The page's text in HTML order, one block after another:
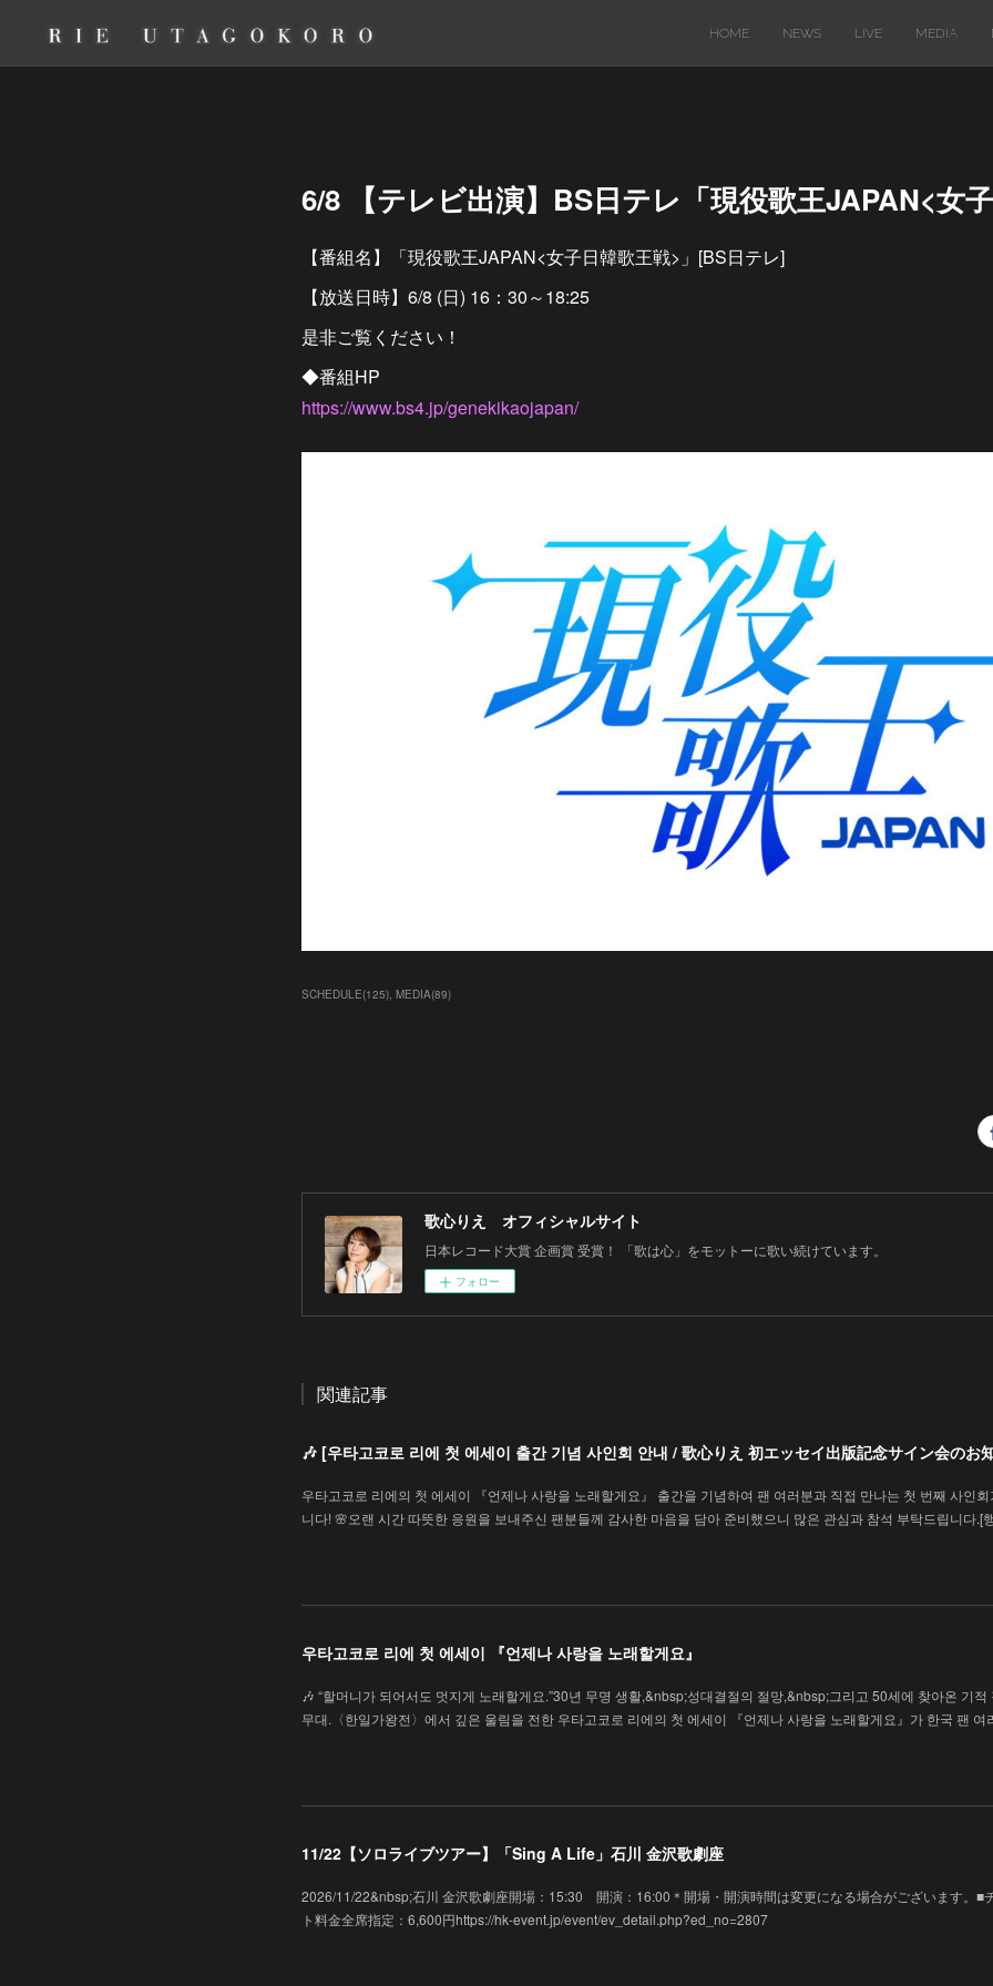
HOME NEWS LIVE MEDIA
6/8 【テレビ出演】BS日テレ「現役歌王JAPAN<女
【番組名】「現役歌王JAPAN<女子日韓歌王戦>」[BS日テレ]
【放送日時】6/8 (日) 16：30～18:25
是非ご覧ください！
◆番組HP
https://www.bs4.jp/genekikaojapan/
SCHEDULE(125) MEDIA(89)
歌心りえ オフィシャルサイト
日本レコード大賞 企画賞 受賞！ 「歌は心」をモットーに歌い続けています。
フォロー
関連記事
🎶 [우타고코로 리에 첫 에세이 출간 기념 사인회 안내 / 歌心りえ 初エッセイ出版記念サイン会のお
우타고코로 리에의 첫 에세이 『언제나 사랑을 노래할게요』 출간을 기념하여 팬 여러분과 직접 만나는 첫 번째 사인
니다! 🌸오랜 시간 따뜻한 응원을 보내주신 팬분들께 감사한 마음을 담아 준비했으니 많은 관심과 참석 부탁드립니다.[
우타고코로 리에 첫 에세이 『언제나 사랑을 노래할게요』
🎶 “할머니가 되어서도 멋지게 노래할게요.”30년 무명 생활,&nbsp;성대결절의 절망,&nbsp;그리고 50세에 찾아온 기적
무대.〈한일가왕전〉에서 깊은 울림을 전한 우타고코로 리에의 첫 에세이 『언제나 사랑을 노래할게요』가 한국 팬
11/22【ソロライブツアー】「Sing A Life」石川 金沢歌劇座
2026/11/22&nbsp;石川 金沢歌劇座開場：15:30 開演：16:00＊開場・開演時間は変更になる場合がございます。■
ト料金全席指定：6,600円https://hk-event.jp/event/ev_detail.php?ed_no=2807